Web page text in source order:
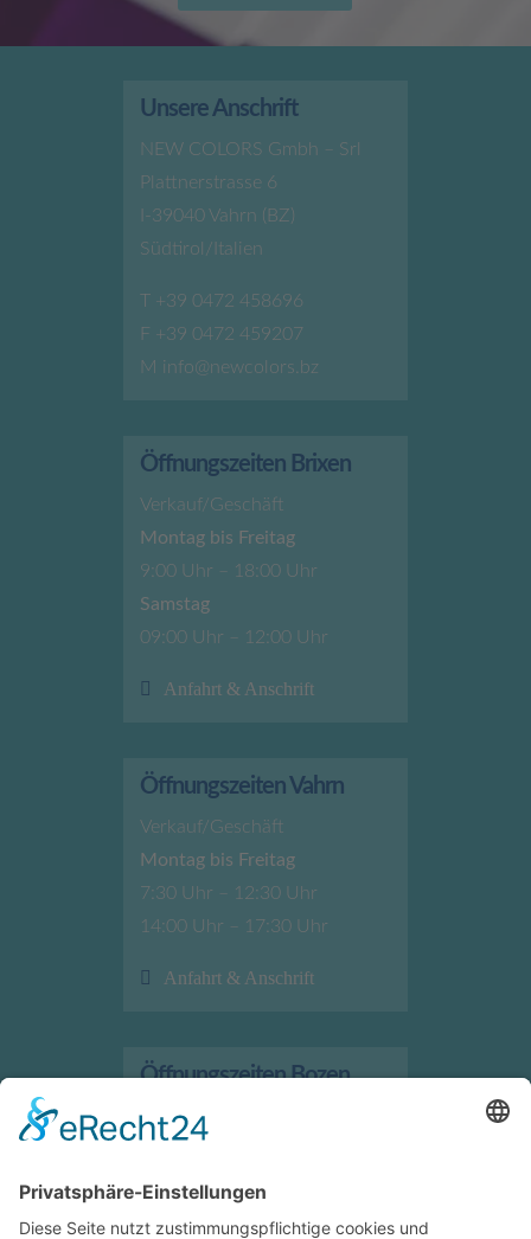
Unsere Anschrift
NEW COLORS Gmbh – Srl
Plattnerstrasse 6
I-39040 Vahrn (BZ)
Südtirol/Italien
T +39 0472 458696
F +39 0472 459207
M info@newcolors.bz
Öffnungszeiten Brixen
Verkauf/Geschäft
Montag bis Freitag
9:00 Uhr – 18:00 Uhr
Samstag
09:00 Uhr – 12:00 Uhr
Anfahrt & Anschrift
Öffnungszeiten Vahrn
Verkauf/Geschäft
Montag bis Freitag
7:30 Uhr – 12:30 Uhr
14:00 Uhr – 17:30 Uhr
Anfahrt & Anschrift
Öffnungszeiten Bozen
Verkauf/Geschäft
7:30 Uhr – 12:00 Uhr